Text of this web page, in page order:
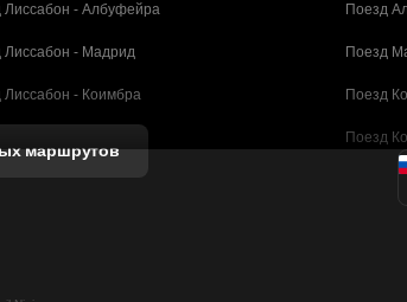
Лиссабон - Албуфейра Поезд
Лиссабон - Мадрид Поезд
Лиссабон - Коимбра Поезд
Поезд
Поезд
Поезд
Поезд
маршрутов